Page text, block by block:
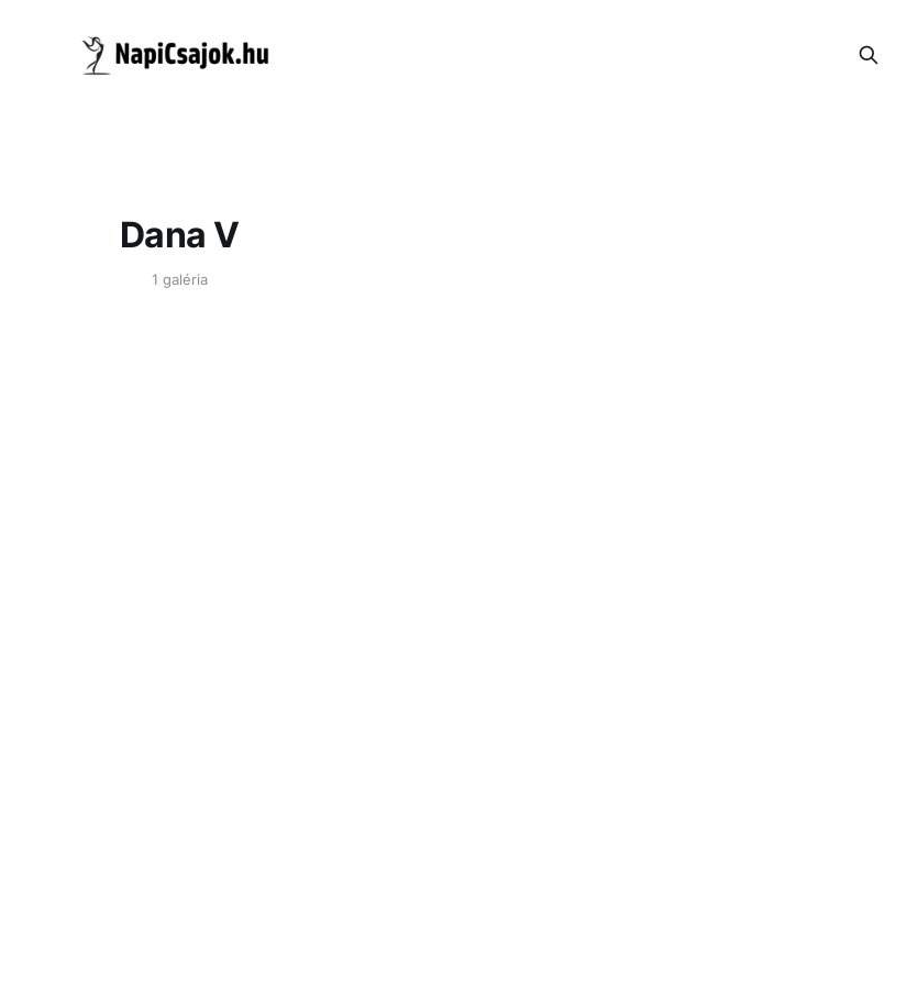
Dana V
1 galéria